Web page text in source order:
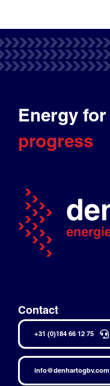
Energy for
progress
Contact
+31 (0)184 66 12 75
info@denhartogbv.com